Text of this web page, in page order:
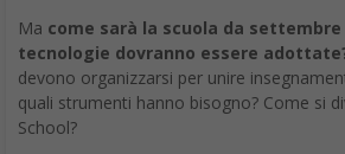
Ma come sarà la scuola da settembre
tecnologie dovranno essere
devono organizzarsi per unire
quali strumenti hanno bisogno? Come si
School?